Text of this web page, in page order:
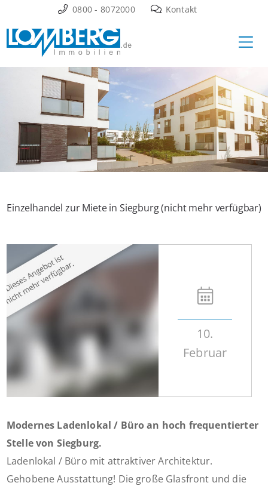
Inhalt
springen
0800 - 8072000 Kontakt
Einzelhandel zur Miete in Siegburg (nicht mehr verfügbar)
10.
Februar
Modernes Ladenlokal / Büro an hoch frequentierter
Stelle von Siegburg.
Ladenlokal / Büro mit attraktiver Architektur.
Gehobene Ausstattung! Die große Glasfront und die